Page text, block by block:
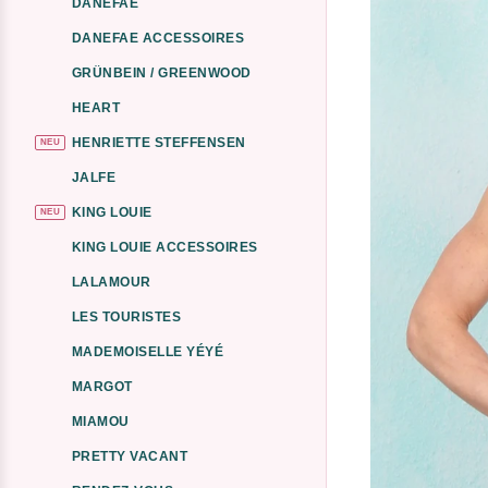
DANEFAE
DANEFAE ACCESSOIRES
GRÜNBEIN / GREENWOOD
HEART
NEU HENRIETTE STEFFENSEN
JALFE
NEU KING LOUIE
KING LOUIE ACCESSOIRES
LALAMOUR
LES TOURISTES
MADEMOISELLE YÉYÉ
MARGOT
MIAMOU
PRETTY VACANT